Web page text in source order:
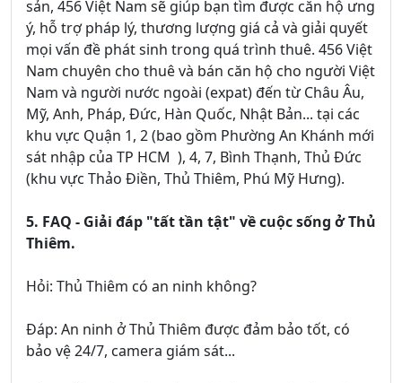
sản, 456 Việt Nam sẽ giúp bạn tìm được căn hộ ưng
ý, hỗ trợ pháp lý, thương lượng giá cả và giải quyết
mọi vấn đề phát sinh trong quá trình thuê. 456 Việt
Nam chuyên cho thuê và bán căn hộ cho người Việt
Nam và người nước ngoài (expat) đến từ Châu Âu,
Mỹ, Anh, Pháp, Đức, Hàn Quốc, Nhật Bản... tại các
khu vực Quận 1, 2 (bao gồm Phường An Khánh mới
sát nhập của TP HCM ), 4, 7, Bình Thạnh, Thủ Đức
(khu vực Thảo Điền, Thủ Thiêm, Phú Mỹ Hưng).
5. FAQ - Giải đáp "tất tần tật" về cuộc sống ở Thủ
Thiêm.
Hỏi: Thủ Thiêm có an ninh không?
Đáp: An ninh ở Thủ Thiêm được đảm bảo tốt, có
bảo vệ 24/7, camera giám sát...